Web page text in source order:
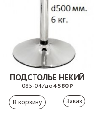
ПОДСТОЛЬЕ НЕКИЙ
085-047до4 580 ₽
Заказ